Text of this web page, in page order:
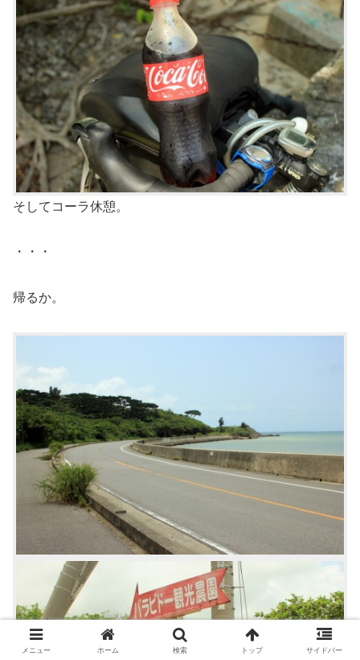
そしてコーラ休憩。
・・・
帰るか。
メニュー ホーム 検索 トップ サイドバー